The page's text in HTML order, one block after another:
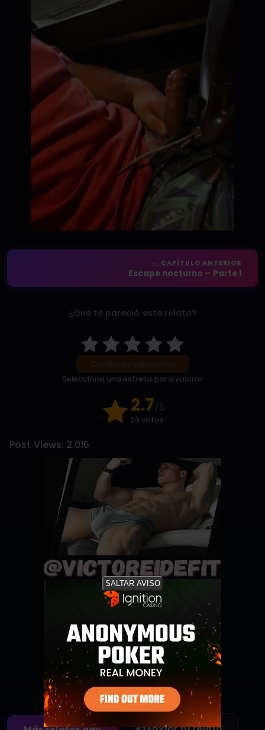
← CAPÍTULO ANTERIOR
Escape nocturno – Parte I
¿Qué te pareció este relato?
Selecciona una estrella para valorar
2.7/5
29 votos
Post Views: 2.016
Agregar a favoritos
Sé el primero en guardar este relato
SALTAR AVISO